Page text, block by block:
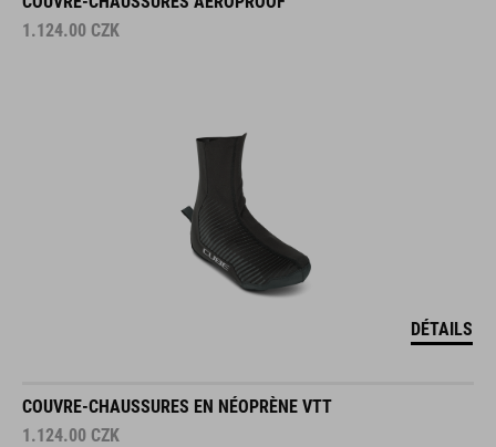
1.124.00 CZK
DÉTAILS
COUVRE-CHAUSSURES EN NÉOPRÈNE VTT
1.124.00 CZK